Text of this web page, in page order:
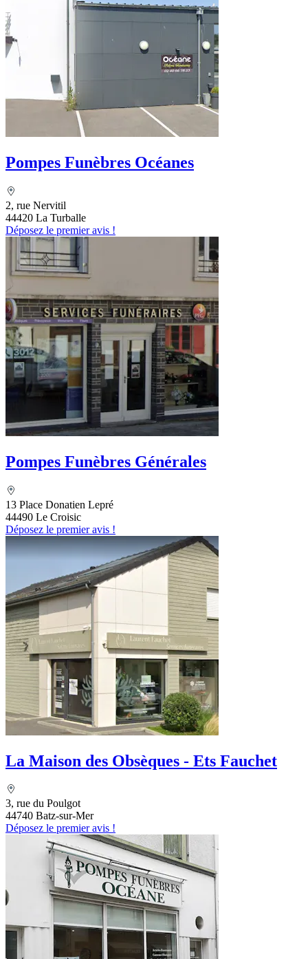
Pompes Funèbres Océanes
2, rue Nervitil
44420 La Turballe
Déposez le premier avis !
Pompes Funèbres Générales
13 Place Donatien Lepré
44490 Le Croisic
Déposez le premier avis !
La Maison des Obsèques - Ets Fauchet
3, rue du Poulgot
44740 Batz-sur-Mer
Déposez le premier avis !